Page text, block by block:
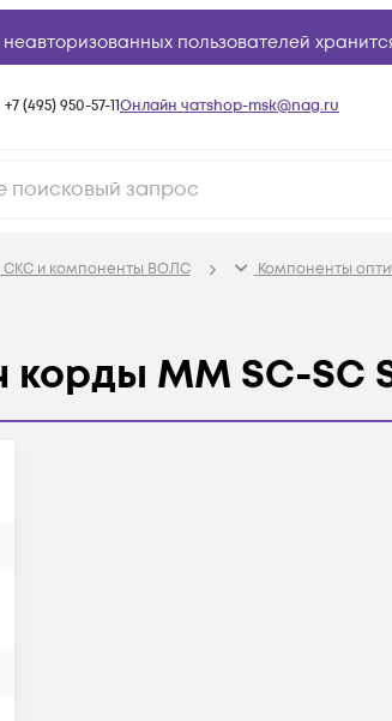
пользователей
+7 (495) 950-57-11Онлайн чатshop-msk@nag.ru
СКС и компоненты ВОЛС Компоненты
MM SC-SC